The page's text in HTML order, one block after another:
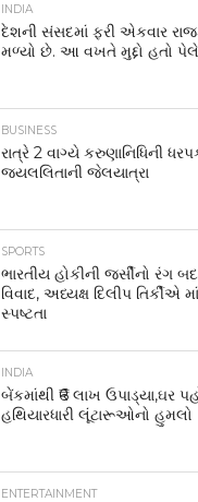
INDIA
દેશની સંસદમાં ફરી એકવાર
મળ્યો છે. આ વખતે મુદ્દો હતો
BUSINESS
રાત્રે 2 વાગ્યે કરુણાનિધિની
જયલલિતાની જેલયાત્રા
SPORTS
ભારતીય હોકીની જર્સીનો રંગ
વિવાદ, અધ્યક્ષ દિલીપ તિર્કીએ
સ્પષ્ટતા
INDIA
બેંકમાંથી ₹6 લાખ ઉપાડ્યા,ઘર
હથિયારધારી લૂંટારૂઓનો હુમલો
ENTERTAINMENT